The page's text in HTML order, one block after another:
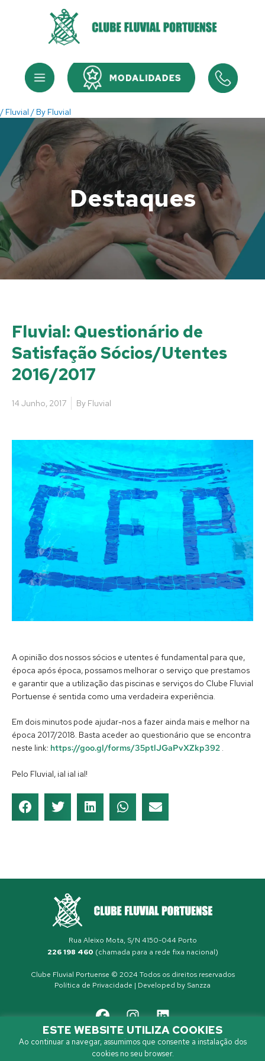
Menu Menu
/ Fluvial / By Fluvial
Destaques
Fluvial: Questionário de
Satisfação Sócios/Utentes
2016/2017
14 Junho, 2017 By Fluvial
A opinião dos nossos sócios e utentes é fundamental para que,
época após época, possamos melhorar o serviço que prestamos
e garantir que a utilização das piscinas e serviços do Clube Fluvial
Portuense é sentida como uma verdadeira experiência.
Em dois minutos pode ajudar-nos a fazer ainda mais e melhor na
época 2017/2018. Basta aceder ao questionário que se encontra
neste link: https://goo.gl/forms/35ptlJGaPvXZkp392 .
Pelo Fluvial, ial ial ial!
Rua Aleixo Mota, S/N 4150-044 Porto
226 198 460 (chamada para a rede fixa nacional)
Clube Fluvial Portuense © 2024 Todos os direitos reservados
Política de Privacidade | Developed by Sanzza
ESTE WEBSITE UTILIZA COOKIES
Ao continuar a navegar, assumimos que consente a instalação dos
cookies no seu browser.